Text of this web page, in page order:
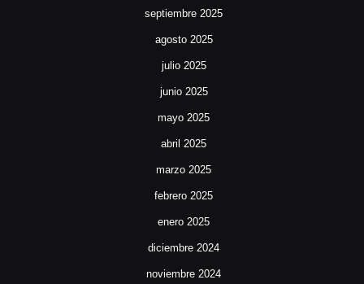
septiembre 2025
agosto 2025
julio 2025
junio 2025
mayo 2025
abril 2025
marzo 2025
febrero 2025
enero 2025
diciembre 2024
noviembre 2024